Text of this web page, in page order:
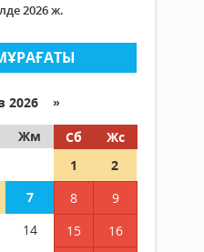
2026 ж.
2026 »
Жм Сб
Жс
1
2
7 8
9
14 15
16